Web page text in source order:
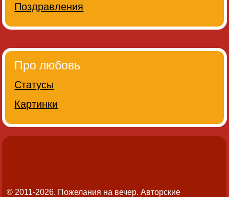
Поздравления
Про любовь
Статусы
Картинки
© 2011-2026. Пожелания на вечер.Авторские